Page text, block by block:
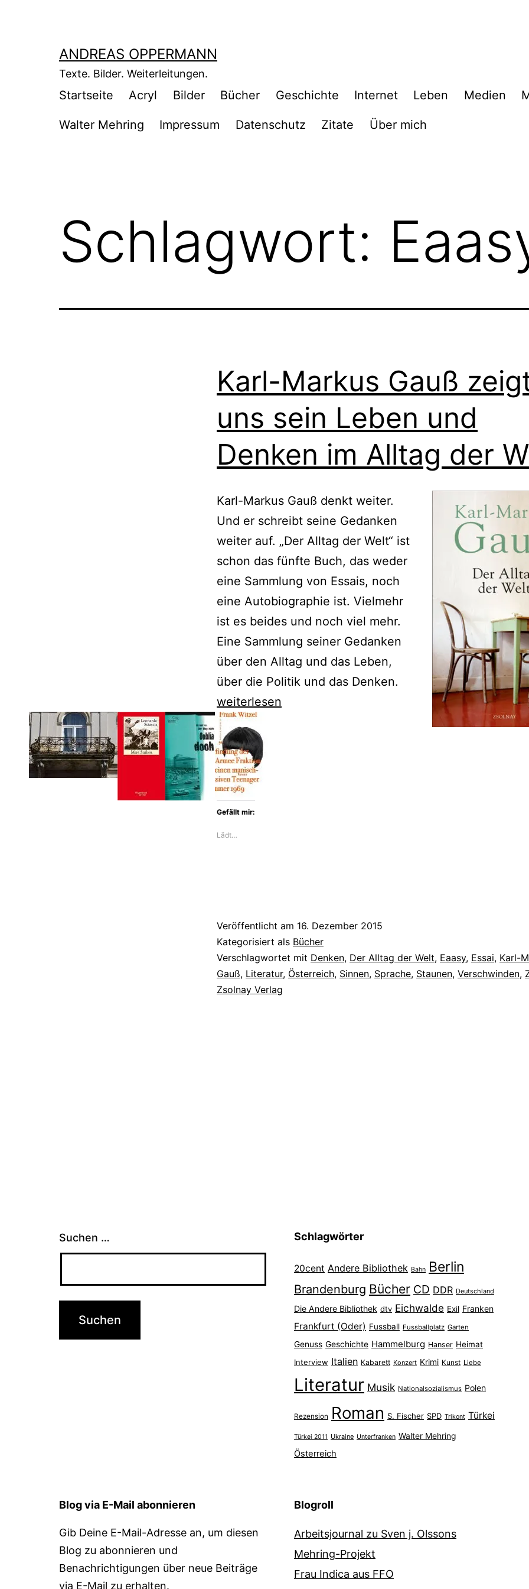
ANDREAS OPPERMANN
Texte. Bilder. Weiterleitungen.
Startseite Acryl Bilder Bücher Geschichte Internet Leben Medien
Walter Mehring Impressum Datenschutz Zitate Über mich
Schlagwort:
Karl-Markus Gauß
uns sein Leben und
Denken im Alltag der
Karl-Markus Gauß denkt weiter.
Und er schreibt seine Gedanken
weiter auf. „Der Alltag der Welt“ ist
schon das fünfte Buch, das weder
eine Sammlung von Essais, noch
eine Autobiographie ist. Vielmehr
ist es beides und noch viel mehr.
Eine Sammlung seiner Gedanken
über den Alltag und das Leben,
über die Politik und das Denken.
Karl-
Markus
Gauß
zeigt
uns
sein
und
der
Welt
weiterlesen
Gefällt mir:
Lädt…
Veröffentlicht am 16. Dezember 2015
Kategorisiert als Bücher
Verschlagwortet mit Denken, Der Alltag der Welt, Eaasy, Essai, Karl-
Gauß, Literatur, Österreich, Sinnen, Sprache, Staunen, Verschwinden,
Zsolnay Verlag
Suchen … Schlagwörter
20cent Andere Bibliothek Bahn Berlin
Brandenburg Bücher CD DDR Deutschland
Die Andere Bibliothek dtv Eichwalde Exil Franken
Frankfurt (Oder) Fussball Fussballplatz Garten
Genuss Geschichte Hammelburg Hanser Heimat
Interview Italien Kabarett Konzert Krimi Kunst Liebe
Literatur Musik Nationalsozialismus Polen
Rezension Roman S. Fischer SPD Trikont Türkei
Türkei 2011 Ukraine Unterfranken Walter Mehring
Österreich
Blog via E-Mail abonnieren
Gib Deine E-Mail-Adresse an, um diesen
Blog zu abonnieren und
Benachrichtigungen über neue Beiträge
via E-Mail zu erhalten.
Blogroll
Arbeitsjournal zu Sven j. Olssons
Mehring-Projekt
Frau Indica aus FFO